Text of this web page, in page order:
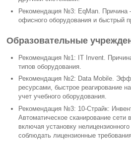
Рекомендация №3: EqMan.
офисного оборудования и быстрый
Образовательные
Рекомендация №1: IT Invent.
типов оборудования.
Рекомендация №2: Data Mobile.
ресурсами, быстрое реагирование
учет учебного оборудования.
Рекомендация №3: 10-Страйк:
Автоматическое сканирование сети
включая установку
соблюдать лицензионные